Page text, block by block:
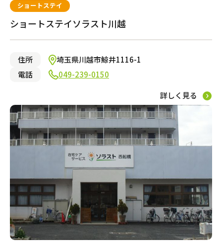
ショートステイ
ショートステイソラスト川越
住所
埼玉県川越市鯨井1116-1
電話
049-239-0150
詳しく見る